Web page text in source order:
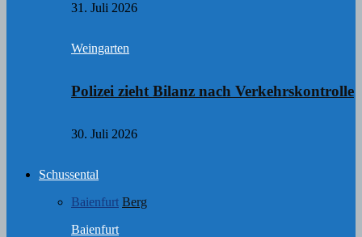
31. Juli 2026
Weingarten
Polizei zieht Bilanz nach Verkehrskontrolle
30. Juli 2026
Schussental
Baienfurt Berg
Baienfurt